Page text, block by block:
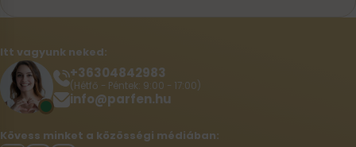
Itt vagyunk neked:
+36304842983
(Hétfő - Péntek: 9:00 - 17:00)
info@parfen.hu
Kövess minket a közösségi médiában: